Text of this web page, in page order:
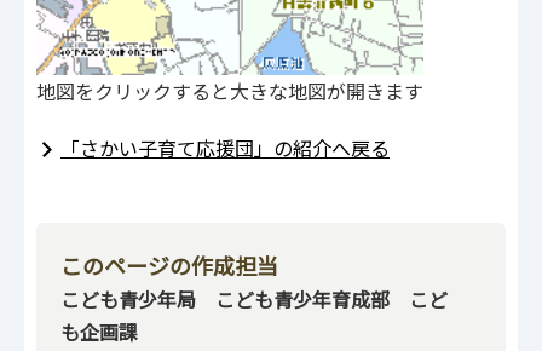
地図をクリックすると大きな地図が開きます
「さかい子育て応援団」の紹介へ戻る
このページの作成担当
こども青少年局 こども青少年育成部 こど
も企画課